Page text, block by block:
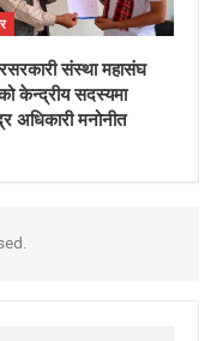
संस्था महासंघ
केन्द्रीय सदस्यमा
अधिकारी मनोनीत